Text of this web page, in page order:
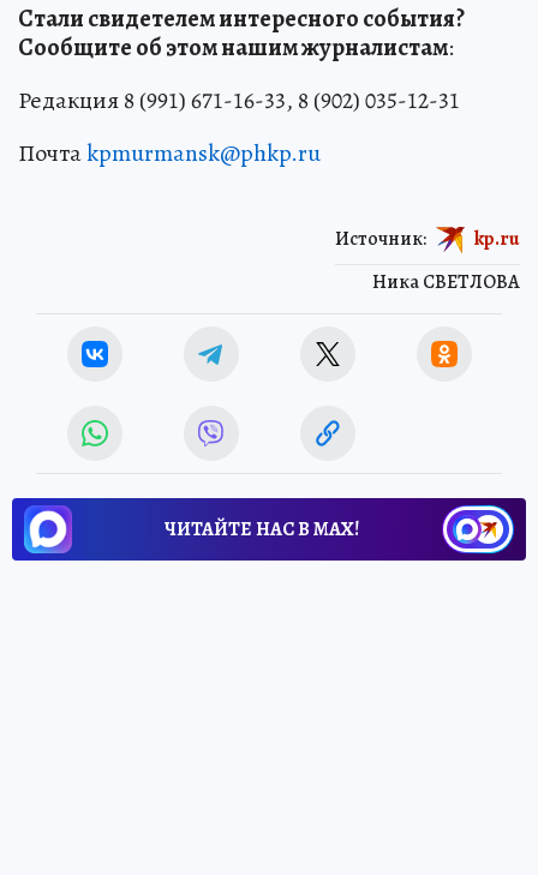
Стали свидетелем интересного события?
Сообщите об этом нашим журналистам:
Редакция 8 (991) 671-16-33, 8 (902) 035-12-31
Почтаkpmurmansk@phkp.ru
Ника СВЕТЛОВА
Источник: kp.ru
ЧИТАЙТЕ НАС В МАХ!